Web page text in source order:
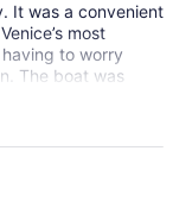
It was a convenient
most
to worry
The boat was
the itinerary
at a relaxed pace.
heritage, and
Burano
houses,
walking around